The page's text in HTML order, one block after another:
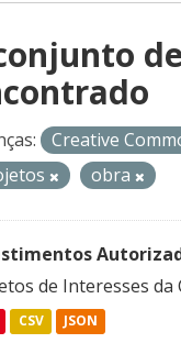
Creative
obra
de Interesses da
CSV JSON